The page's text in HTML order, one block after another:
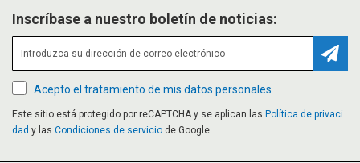
Inscríbase a nuestro boletín de noticias:
Acepto el tratamiento de mis datos personales
Este sitio está protegido por reCAPTCHA y se aplican las Política de privaci
dad y las Condiciones de servicio de Google.